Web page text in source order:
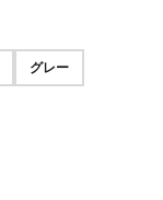
グレー